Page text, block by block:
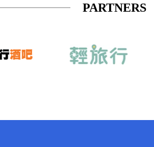
PARTNERS